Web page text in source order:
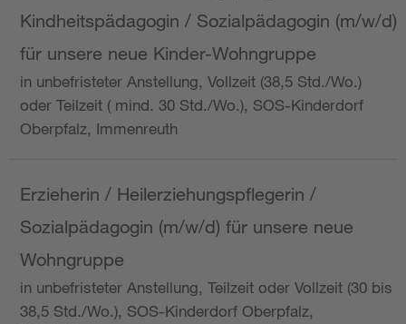
Kindheitspädagogin / Sozialpädagogin (m/w/d)
für unsere neue Kinder-Wohngruppe
in unbefristeter Anstellung, Vollzeit (38,5 Std./Wo.)
oder Teilzeit ( mind. 30 Std./Wo.), SOS-Kinderdorf
Oberpfalz, Immenreuth
Erzieherin / Heilerziehungspflegerin /
Sozialpädagogin (m/w/d) für unsere neue
Wohngruppe
in unbefristeter Anstellung, Teilzeit oder Vollzeit (30 bis
38,5 Std./Wo.), SOS-Kinderdorf Oberpfalz,